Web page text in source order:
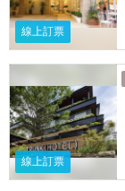
線上訂票
線上訂票